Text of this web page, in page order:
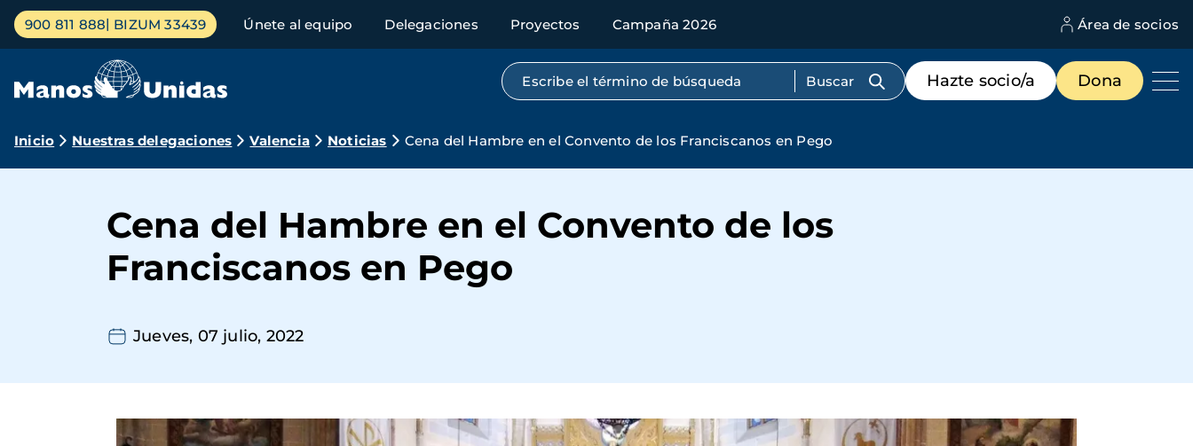
Pasar
contenido
Menú
principal
900 811 888 BIZUM 33439 Únete al equipo Delegaciones Proyectos Campaña 2026 Área de socios
Búsqueda por texto completo
Menú
de
destacados
Hazte socio/a Dona
Ruta
navegación
Inicio Nuestras delegaciones Valencia Noticias Cena del Hambre en el Convento de los Franciscanos en Pego
Cena del Hambre en el Convento de los
Franciscanos en Pego
Jueves, 07 julio, 2022